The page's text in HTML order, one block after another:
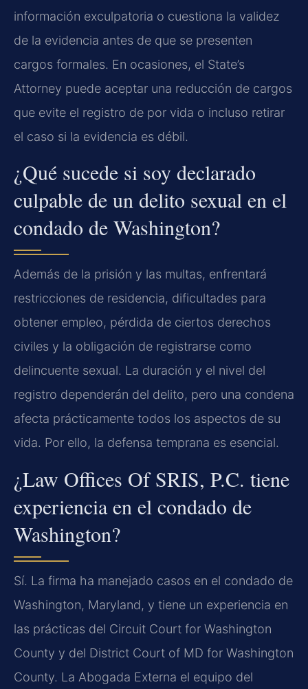
información exculpatoria o cuestiona la validez
de la evidencia antes de que se presenten
cargos formales. En ocasiones, el State’s
Attorney puede aceptar una reducción de cargos
que evite el registro de por vida o incluso retirar
el caso si la evidencia es débil.
¿Qué sucede si soy declarado
culpable de un delito sexual en el
condado de Washington?
Además de la prisión y las multas, enfrentará
restricciones de residencia, dificultades para
obtener empleo, pérdida de ciertos derechos
civiles y la obligación de registrarse como
delincuente sexual. La duración y el nivel del
registro dependerán del delito, pero una condena
afecta prácticamente todos los aspectos de su
vida. Por ello, la defensa temprana es esencial.
¿Law Offices Of SRIS, P.C. tiene
experiencia en el condado de
Washington?
Sí. La firma ha manejado casos en el condado de
Washington, Maryland, y tiene un experiencia en
las prácticas del Circuit Court for Washington
County y del District Court of MD for Washington
County. La Abogada Externa el equipo del